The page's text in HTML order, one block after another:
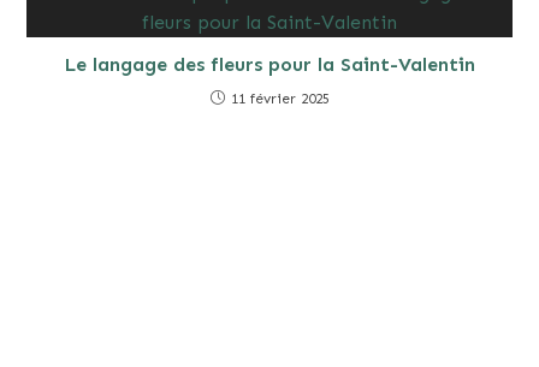
Le langage des fleurs pour la Saint-Valentin
11 février 2025